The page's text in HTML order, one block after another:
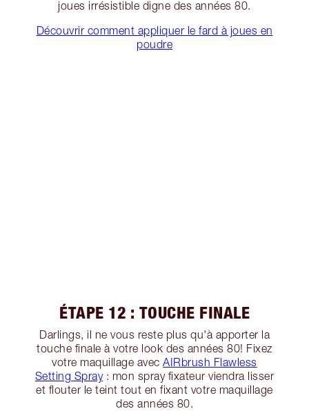
joues irrésistible digne des années 80.
Découvrir comment appliquer le fard à joues en
poudre
ÉTAPE 12 : TOUCHE FINALE
Darlings, il ne vous reste plus qu'à apporter la
touche finale à votre look des années 80! Fixez
votre maquillage avecAIRbrush Flawless
Setting Spray: mon spray fixateur viendra lisser
et flouter le teint tout en fixant votre maquillage
des années 80.